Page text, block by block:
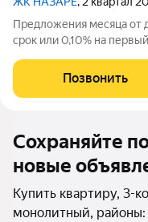
Предложения месяца от
срок или 0,10% на
Просторная 3-
29 этаже, без отделки.
Позвонить
Сохраняйте
новые
Купить квартиру, 3-
монолитный,